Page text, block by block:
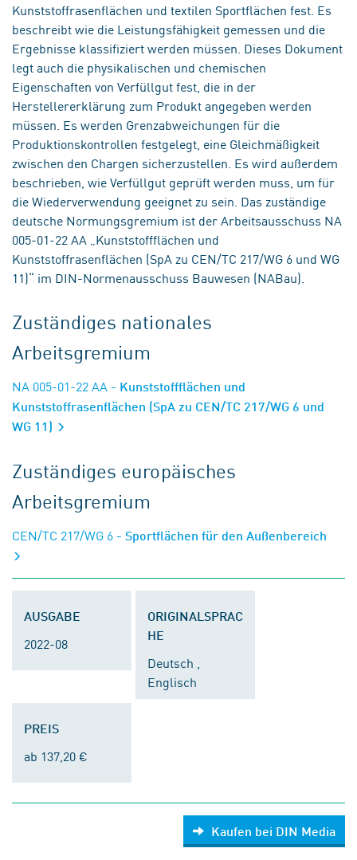
Kunststoffrasenflächen und textilen Sportflächen fest. Es
beschreibt wie die Leistungsfähigkeit gemessen und die
Ergebnisse klassifiziert werden müssen. Dieses Dokument
legt auch die physikalischen und chemischen
Eigenschaften von Verfüllgut fest, die in der
Herstellererklärung zum Produkt angegeben werden
müssen. Es werden Grenzabweichungen für die
Produktionskontrollen festgelegt, eine Gleichmäßigkeit
zwischen den Chargen sicherzustellen. Es wird außerdem
beschrieben, wie Verfüllgut geprüft werden muss, um für
die Wiederverwendung geeignet zu sein. Das zuständige
deutsche Normungsgremium ist der Arbeitsausschuss NA
005-01-22 AA „Kunststoffflächen und
Kunststoffrasenflächen (SpA zu CEN/TC 217/WG 6 und WG
11)“ im DIN-Normenausschuss Bauwesen (NABau).
Zuständiges nationales
Arbeitsgremium
NA 005-01-22 AA - Kunststoffflächen und
Kunststoffrasenflächen (SpA zu CEN/TC 217/WG 6 und
WG 11)
Zuständiges europäisches
Arbeitsgremium
CEN/TC 217/WG 6 - Sportflächen für den Außenbereich
AUSGABE
2022-08
ORIGINALSPRAC
HE
Deutsch ,
Englisch
PREIS
ab 137,20 €
Kaufen bei DIN Media